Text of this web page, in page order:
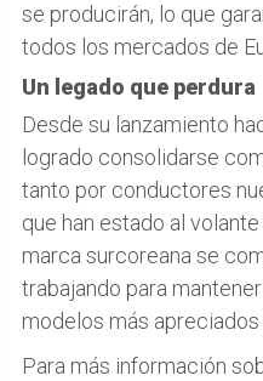
se producirán, lo que
todos los mercados de
Un legado que perdura
Desde su lanzamiento
logrado consolidarse
tanto por conductores
que han estado al
marca surcoreana se
trabajando para
modelos más
Para más información